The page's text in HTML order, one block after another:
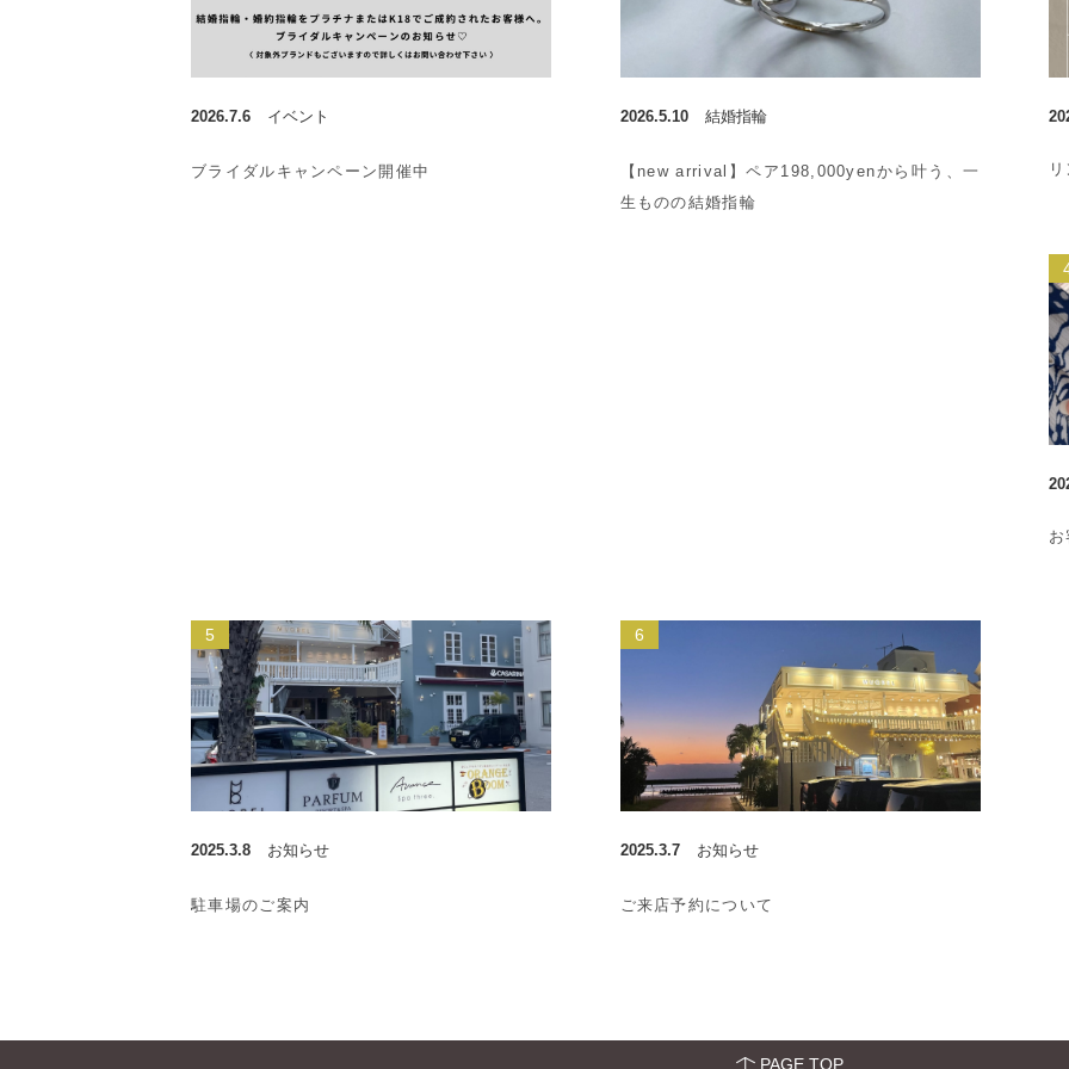
2026.7.6 イベント
ブライダルキャンペーン開催中
2026.5.10 結婚指輪
【new arrival】ペア198,000yenから叶う、一
生ものの結婚指輪
2025.3.8 お知らせ
駐車場のご案内
2025.3.7 お知らせ
ご来店予約について
PAGE TOP